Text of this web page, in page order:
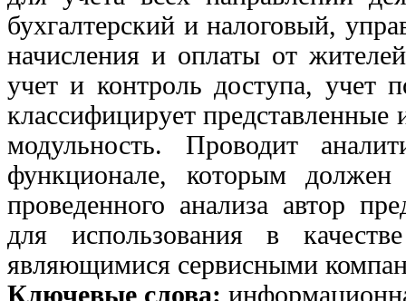
бухгалтерский и налоговый,
начисления и оплаты от
учет и контроль доступа, учет
классифицирует
модульность. Проводит
функционале, которым
проведенного анализа автор
для использования в
являющимися сервисными
Ключевые слова: